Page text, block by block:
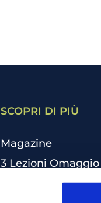
SCOPRI DI PIÙ
Magazine
3 Lezioni Omaggio